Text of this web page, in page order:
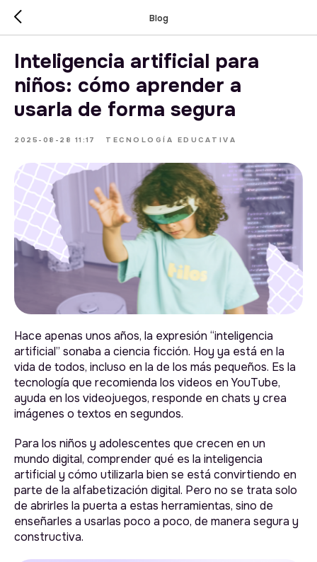
Blog
Inteligencia artificial para
niños: cómo aprender a
usarla de forma segura
2025-08-28 11:17 TECNOLOGÍA EDUCATIVA
Hace apenas unos años, la expresión “inteligencia
artificial” sonaba a ciencia ficción. Hoy ya está en la
vida de todos, incluso en la de los más pequeños. Es la
tecnología que recomienda los videos en YouTube,
ayuda en los videojuegos, responde en chats y crea
imágenes o textos en segundos.
Para los niños y adolescentes que crecen en un
mundo digital, comprender qué es la inteligencia
artificial y cómo utilizarla bien se está convirtiendo en
parte de la alfabetización digital. Pero no se trata solo
de abrirles la puerta a estas herramientas, sino de
enseñarles a usarlas poco a poco, de manera segura y
constructiva.